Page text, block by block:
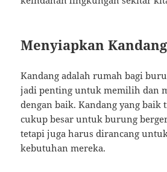
Menyiapkan
Kandang adalah rumah bagi
jadi penting untuk memilih dan
dengan baik. Kandang yang baik
cukup besar untuk burung
tetapi juga harus dirancang
kebutuhan mereka.